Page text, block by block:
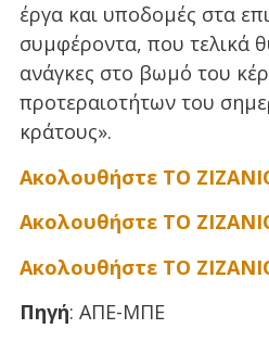
έργα και υποδομές στα
συμφέροντα, που τελικά
ανάγκες στο βωμό του
προτεραιοτήτων του
κράτους».
Ακολουθήστε ΤΟ
Ακολουθήστε ΤΟ
Ακολουθήστε ΤΟ
Πηγή: ΑΠΕ-ΜΠΕ